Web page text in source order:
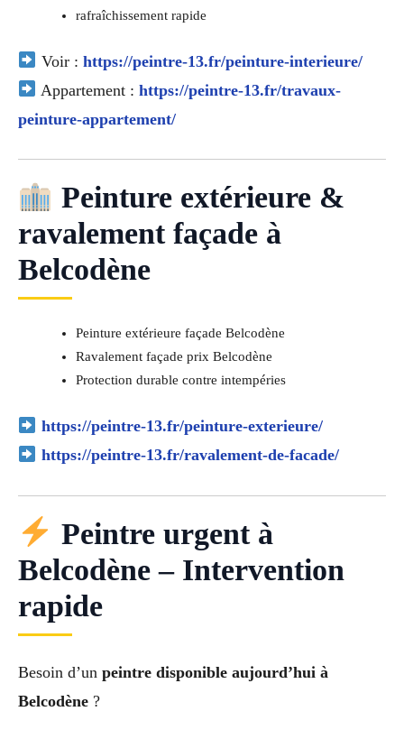
rafraîchissement rapide
Voir : https://peintre-13.fr/peinture-interieure/
Appartement : https://peintre-13.fr/travaux-
peinture-appartement/
Peinture extérieure &
ravalement façade à
Belcodène
Peinture extérieure façade Belcodène
Ravalement façade prix Belcodène
Protection durable contre intempéries
https://peintre-13.fr/peinture-exterieure/
https://peintre-13.fr/ravalement-de-facade/
Peintre urgent à
Belcodène – Intervention
rapide
Besoin d’un peintre disponible aujourd’hui à
Belcodène ?